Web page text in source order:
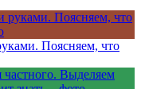
Поясняем, что